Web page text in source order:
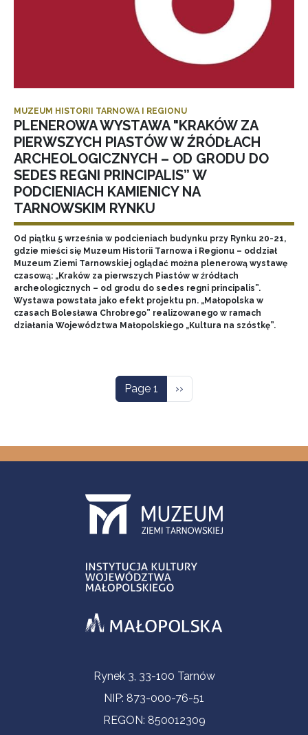
MUZEUM HISTORII TARNOWA I REGIONU
PLENEROWA WYSTAWA "KRAKÓW ZA
PIERWSZYCH PIASTÓW W ŹRÓDŁACH
ARCHEOLOGICZNYCH – OD GRODU DO
SEDES REGNI PRINCIPALIS” W
PODCIENIACH KAMIENICY NA
TARNOWSKIM RYNKU
Od piątku 5 września w podcieniach budynku przy Rynku 20-21,
gdzie mieści się Muzeum Historii Tarnowa i Regionu – oddział
Muzeum Ziemi Tarnowskiej oglądać można plenerową wystawę
czasową: „Kraków za pierwszych Piastów w źródłach
archeologicznych – od grodu do sedes regni principalis”.
Wystawa powstała jako efekt projektu pn. „Małopolska w
czasach Bolesława Chrobrego” realizowanego w ramach
działania Województwa Małopolskiego „Kultura na szóstkę”.
Page 1 Next page
››
Contact InformationRynek 3, 33-100 Tarnów
NIP: 873-000-76-51
REGON: 850012309